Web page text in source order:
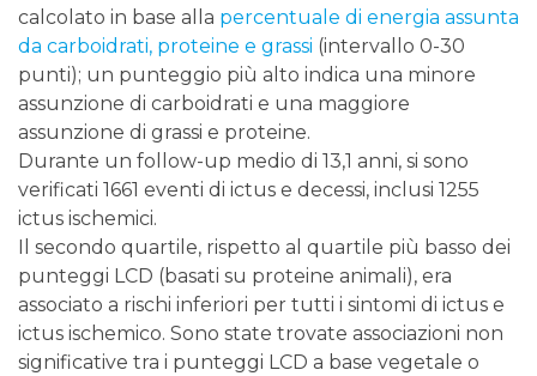
calcolato in base alla percentuale di energia assunta
da carboidrati, proteine e grassi (intervallo 0-30
punti); un punteggio più alto indica una minore
assunzione di carboidrati e una maggiore
assunzione di grassi e proteine.
Durante un follow-up medio di 13,1 anni, si sono
verificati 1661 eventi di ictus e decessi, inclusi 1255
ictus ischemici.
Il secondo quartile, rispetto al quartile più basso dei
punteggi LCD (basati su proteine animali), era
associato a rischi inferiori per tutti i sintomi di ictus e
ictus ischemico. Sono state trovate associazioni non
significative tra i punteggi LCD a base vegetale o